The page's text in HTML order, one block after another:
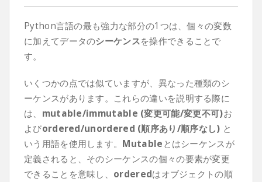
Python言語の最も強力な部分の1つは、個々の変数
に加えてデータのシーケンスを操作できることで
す。
いくつかの点では似ていますが、異なった種類のシ
ーケンスがあります。これらの違いを説明する際に
は、 mutable/immutable (変更可能/変更不可)お
よびordered/unordered (順序あり/順序なし) と
いう用語を使用します。 Mutableとはシーケンスが
定義されると、そのシーケンスの個々の要素が変更
できることを意味し、 orderedはオブジェクトの順